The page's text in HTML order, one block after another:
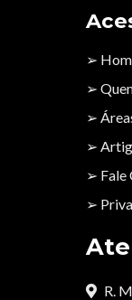
➢
➢
➢
➢
➢ Fale
➢
R.